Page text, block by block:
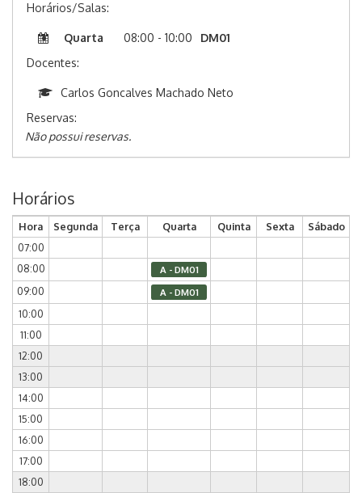
Horários/Salas:
Quarta 08:00 - 10:00
DM01
Docentes:
Carlos Goncalves Machado Neto
Reservas:
Não possui reservas.
Horários
Hora Segunda Terça Quarta Quinta Sexta
Sábado
07:00
08:00
A - DM01
09:00 A - DM01
10:00
11:00
12:00
13:00
14:00
15:00
16:00
17:00
18:00